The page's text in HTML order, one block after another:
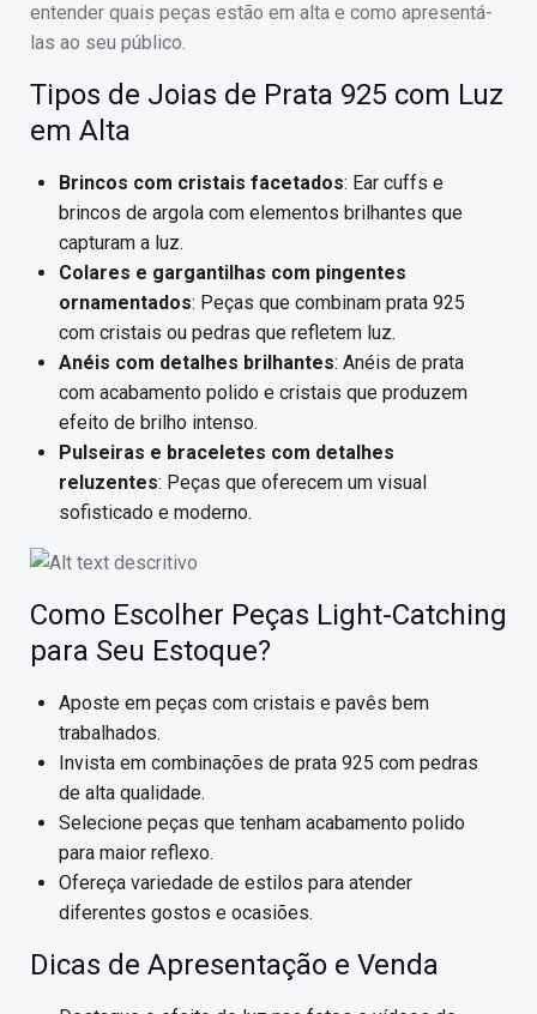
entender quais peças estão em alta e como apresentá-
las ao seu público.
Tipos de Joias de Prata 925 com Luz
em Alta
Brincos com cristais facetados: Ear cuffs e
brincos de argola com elementos brilhantes que
capturam a luz.
Colares e gargantilhas com pingentes
ornamentados: Peças que combinam prata 925
com cristais ou pedras que refletem luz.
Anéis com detalhes brilhantes: Anéis de prata
com acabamento polido e cristais que produzem
efeito de brilho intenso.
Pulseiras e braceletes com detalhes
reluzentes: Peças que oferecem um visual
sofisticado e moderno.
Como Escolher Peças Light-Catching
para Seu Estoque?
Aposte em peças com cristais e pavês bem
trabalhados.
Invista em combinações de prata 925 com pedras
de alta qualidade.
Selecione peças que tenham acabamento polido
para maior reflexo.
Ofereça variedade de estilos para atender
diferentes gostos e ocasiões.
Dicas de Apresentação e Venda